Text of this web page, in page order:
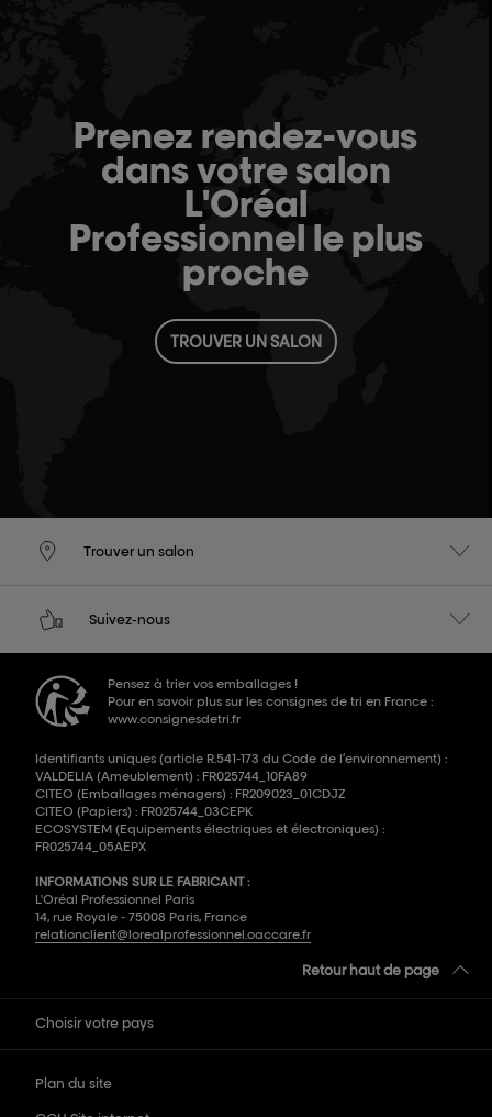
Prenez rendez-vous
dans votre salon
L'Oréal
Professionnel le plus
proche
TROUVER UN SALON
Trouver un salon
Suivez-nous
Pensez à trier vos emballages !
Pour en savoir plus sur les consignes de tri en France :
www.consignesdetri.fr
Identifiants uniques (article R.541-173 du Code de l’environnement) :
VALDELIA (Ameublement) : FR025744_10FA89
CITEO (Emballages ménagers) : FR209023_01CDJZ
CITEO (Papiers) : FR025744_03CEPK
ECOSYSTEM (Equipements électriques et électroniques) :
FR025744_05AEPX
INFORMATIONS SUR LE FABRICANT :
L'Oréal Professionnel Paris
14, rue Royale - 75008 Paris, France
relationclient@lorealprofessionnel.oaccare.fr
Retour haut de page
Choisir votre pays
Plan du site